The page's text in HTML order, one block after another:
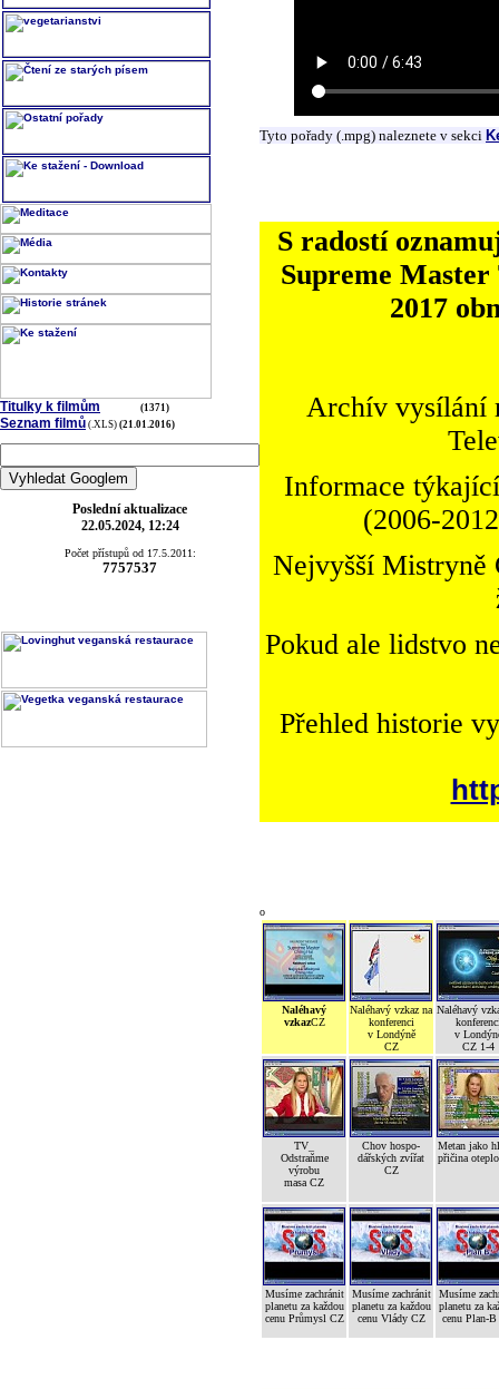
Titulky k filmům (1371)
Seznam filmů (.XLS) (21.01.2016)
Poslední aktualizace
22.05.2024, 12:24
Počet přístupů od 17.5.2011:
7757537
Tyto pořady (.mpg) naleznete v sekci
S radostí
Supreme
2017
Archív vysílání
Informace
(2006-
Nejvyšší Mistryně
Pokud ale lidstvo
Přehled historie
o
Naléhavý
vzkazCZ
Naléhavý vzkaz na
konferenci
v Londýně
CZ
Naléhavý
v
CZ 1-4
TV_
Odstraňme
výrobu
masa CZ
Chov hospo-
dářských zvířat
CZ
Metan jako
přičina
Musíme zachránit
planetu za každou
cenu Průmysl CZ
Musíme zachránit
planetu za každou
cenu Vlády CZ
Musíme
planetu za
cenu Plan-